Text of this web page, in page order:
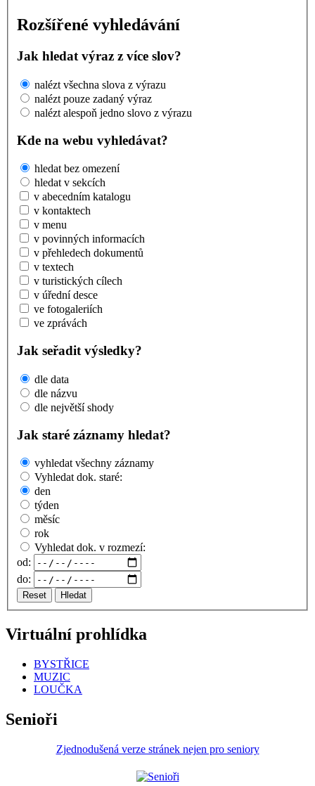
Rozšířené vyhledávání
Jak hledat výraz z více slov?
nalézt všechna slova z výrazu
nalézt pouze zadaný výraz
nalézt alespoň jedno slovo z výrazu
Kde na webu vyhledávat?
hledat bez omezení
hledat v sekcích
v abecedním katalogu
v kontaktech
v menu
v povinných informacích
v přehledech dokumentů
v textech
v turistických cílech
v úřední desce
ve fotogaleriích
ve zprávách
Jak seřadit výsledky?
dle data
dle názvu
dle největší shody
Jak staré záznamy hledat?
vyhledat všechny záznamy
Vyhledat dok. staré:
den
týden
měsíc
rok
Vyhledat dok. v rozmezí:
od:
do:
Reset Hledat
Virtuální prohlídka
BYSTŘICE
MUZIC
LOUČKA
Senioři
Zjednodušená verze stránek nejen pro seniory